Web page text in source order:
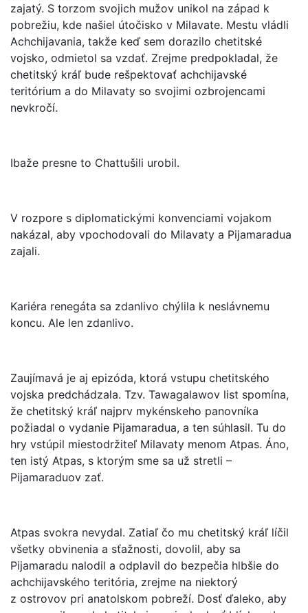
zajatý. S torzom svojich mužov unikol na západ k
pobrežiu, kde našiel útočisko v Milavate. Mestu vládli
Achchijavania, takže keď sem dorazilo chetitské
vojsko, odmietol sa vzdať. Zrejme predpokladal, že
chetitský kráľ bude rešpektovať achchijavské
teritórium a do Milavaty so svojimi ozbrojencami
nevkročí.
Ibaže presne to Chattušili urobil.
V rozpore s diplomatickými konvenciami vojakom
nakázal, aby vpochodovali do Milavaty a Pijamaradua
zajali.
Kariéra renegáta sa zdanlivo chýlila k neslávnemu
koncu. Ale len zdanlivo.
Zaujímavá je aj epizóda, ktorá vstupu chetitského
vojska predchádzala. Tzv. Tawagalawov list spomína,
že chetitský kráľ najprv mykénskeho panovníka
požiadal o vydanie Pijamaradua, a ten súhlasil. Tu do
hry vstúpil miestodržiteľ Milavaty menom Atpas. Áno,
ten istý Atpas, s ktorým sme sa už stretli –
Pijamaraduov zať.
Atpas svokra nevydal. Zatiaľ čo mu chetitský kráľ líčil
všetky obvinenia a sťažnosti, dovolil, aby sa
Pijamaradu nalodil a odplavil do bezpečia hlbšie do
achchijavského teritória, zrejme na niektorý
z ostrovov pri anatolskom pobreží. Dosť ďaleko, aby